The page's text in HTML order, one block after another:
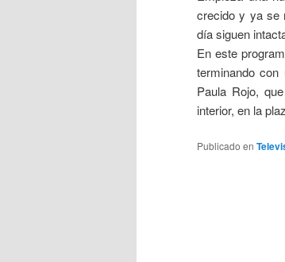
crecido y ya se
día siguen
En este
terminando
Paula Rojo,
interior, en la
Publicado en